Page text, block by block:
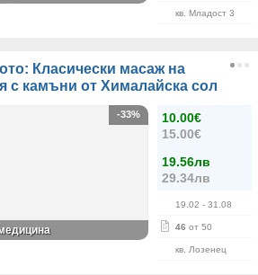
кв. Младост 3
Класически масаж на
с камъни от Хималайска сол
10.00€
15.00€
19.56лв
29.34лв
19.02 - 31.08
46 от 50
кв. Лозенец
-33%